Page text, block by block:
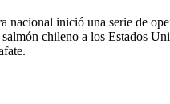
nacional inició una serie de
chileno a los Estados